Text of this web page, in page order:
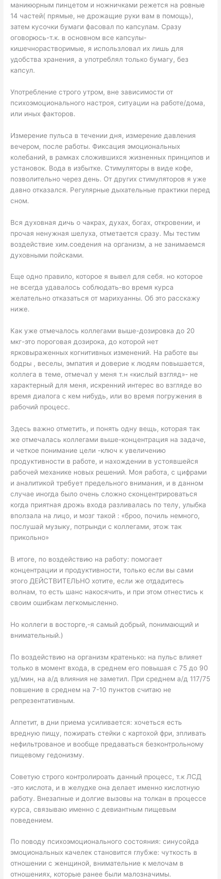
маникюрным пинцетом и ножничками режется на ровные
14 частей( прямые, не дрожащие руки вам в помощь),
затем кусочки бумаги фасовал по капсулам. Сразу
оговорюсь-т.к. в основном все капсулы-
кишечнорастворимые, я использловал их лишь для
удобства хранения, а употреблял только бумагу, без
капсул.
Употребление строго утром, вне зависимости от
психоэмоционального настроя, ситуации на работе/дома,
или иных факторов.
Измерение пульса в течении дня, измерение давления
вечером, после работы. Фиксация эмоциональных
колебаний, в рамках сложившихся жизненных принципов и
установок. Вода в избытке. Стимуляторы в виде кофе,
позволительно через день. От других стимуляторов я уже
давно отказался. Регулярные дыхательные практики перед
сном.
Вся духовная дичь о чакрах, духах, богах, откровении, и
прочая ненужная шелуха, отметается сразу. Мы тестим
воздействие хим.соедения на организм, а не занимаемся
духовными пойсками.
Еще одно правило, которое я вывел для себя. но которое
не всегда удавалось соблюдать-во время курса
желательно отказаться от марихуанны. Об это расскажу
ниже.
Как уже отмечалось коллегами выше-дозировка до 20
мкг-это пороговая дозирока, до которой нет
ярковыраженных когнитивных изменений. На работе вы
бодры , веселы, эмпатия и доверие к людям повышается,
коллега в теме, отмечал у меня т.н «кислый взгляд»- не
характерный для меня, искренний интерес во взгляде во
время диалога с кем нибудь, или во время погружения в
рабочий процесс.
Здесь важно отметить, и понять одну вещь, которая так
же отмечалась коллегами выше-концентрация на задаче,
и четкое понимание цели -ключ к увеличению
продуктивности в работе, и нахождении в устоявшейся
рабочей механике новых решений. Моя работа, с цифрами
и аналитикой требует предельного внимания, и в данном
случае иногда было очень сложно сконцентрироваться
когда приятная дрожь входа разливалась по телу, улыбка
вползала на лицо, и мозг такой : «броо, почиль немного,
послушай музыку, потрынди с коллегами, этож так
прикольно»
В итоге, по воздействию на работу: помогает
концентрации и продуктивности, только если вы сами
этого ДЕЙСТВИТЕЛЬНО хотите, если же отдадитесь
волнам, то есть шанс накосячить, и при этом отнестись к
своим ошибкам легкомысленно.
Но коллеги в восторге,-я самый добрый, понимающий и
внимательный.)
По воздействию на организм кратенько: на пульс влияет
только в момент входа, в среднем его повышая с 75 до 90
уд/мин, на а/д влияния не заметил. При среднем а/д 117/75
повшение в среднем на 7-10 пунктов считаю не
репрезентативным.
Аппетит, в дни приема усиливается: хочеться есть
вредную пищу, пожирать стейки с картохой фри, зпливать
нефильтрованое и вообще предаваться безконтрольному
пищевому гедонизму.
Советую строго контролироать данный процесс, т.к ЛСД
-это кислота, и в желудке она делает именно кислотную
работу. Внезапные и долгие вызовы на толкан в процессе
курса, связываю именно с девиантным пищевым
поведением.
По поводу психоэмоционального состояния: синусойда
эмоциональных качелек становится глубже: чуткость в
отношении с женщиной, внимательние к мелочам в
отношениях, которые ранее были малозначимы.